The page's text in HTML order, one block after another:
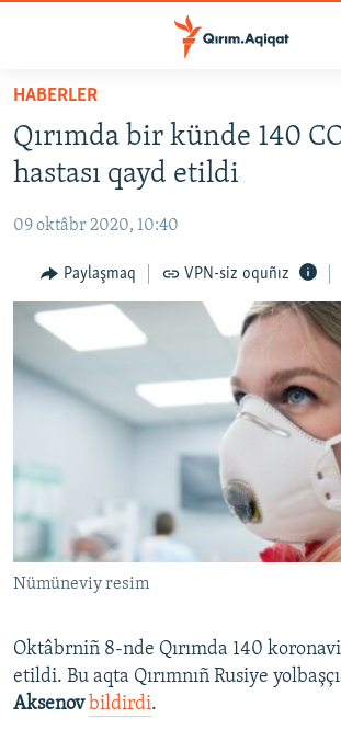
Esas
qaytmaq
Baş
qaytmaq
qaytmaq
HABERLER
SİYASET
İQTİSADİYAT
CEMİYET
MEDENİYET
İNSAN AQLARI
VİDEO
SÜRET
FİKİR
Русский
Українською
HABERLER
Qırımda bir künde 140
hastası qayd etildi
09 oktâbr 2020, 10:40
Paylaşmaq VPN-siz oquñız
Nümüneviy resim
Oktâbrniñ 8-nde Qırımda 140
etildi. Bu aqta Qırımnıñ Rusiye
Aksenov bildirdi.